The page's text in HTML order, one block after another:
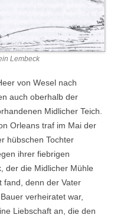
Lembeck
von Wesel nach
auch oberhalb der
Midlicher Teich.
Orleans traf im Mai der
hübschen Tochter
ihrer fiebrigen
der die Midlicher Mühle
fand, denn der Vater
verheiratet war,
Liebschaft an, die den